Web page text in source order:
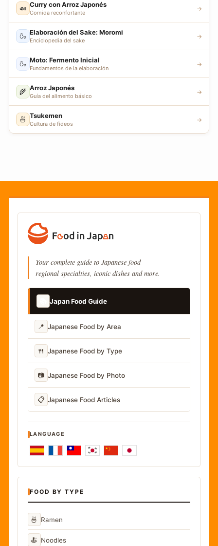
🍛 Curry con Arroz Japonés
Comida reconfortante
→
🍶 Elaboración del Sake: Moromi
Enciclopedia del sake
→
🍶 Moto: Fermento Inicial
Fundamentos de la elaboración
→
🌾 Arroz Japonés
Guía del alimento básico
→
🍜 Tsukemen
Cultura de fideos
→
Your complete guide to Japanese food
regional specialties, iconic dishes and more.
Japan Food Guide
📍 Japanese Food by Area
🍴 Japanese Food by Type
📷 Japanese Food by Photo
📋 Japanese Food Articles
LANGUAGE
FOOD BY TYPE
🍜 Ramen
🍝 Noodles